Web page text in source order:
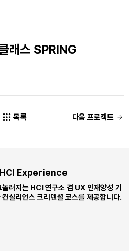
래스 SPRING
목록 다음 프로젝트
Experience
러지는 HCI 연구소 겸 UX 인재양성 기
실리언스 크리덴셜 코스를 제공합니다.